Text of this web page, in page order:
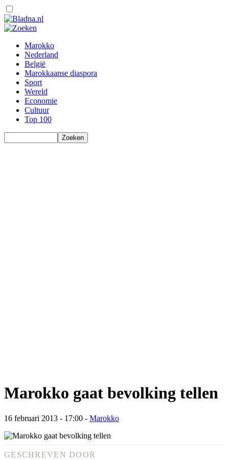
Marokko
Nederland
België
Marokkaanse diaspora
Sport
Wereld
Economie
Cultuur
Top 100
Marokko gaat bevolking tellen
16 februari 2013 - 17:00 - Marokko
GESCHREVEN DOOR